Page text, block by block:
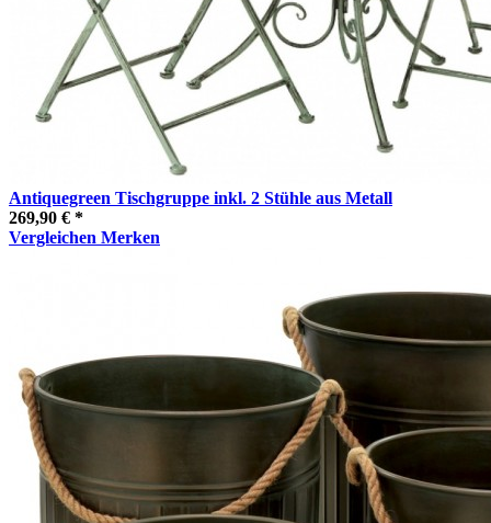
Antiquegreen Tischgruppe inkl. 2 Stühle aus Metall
269,90 € *
Vergleichen Merken